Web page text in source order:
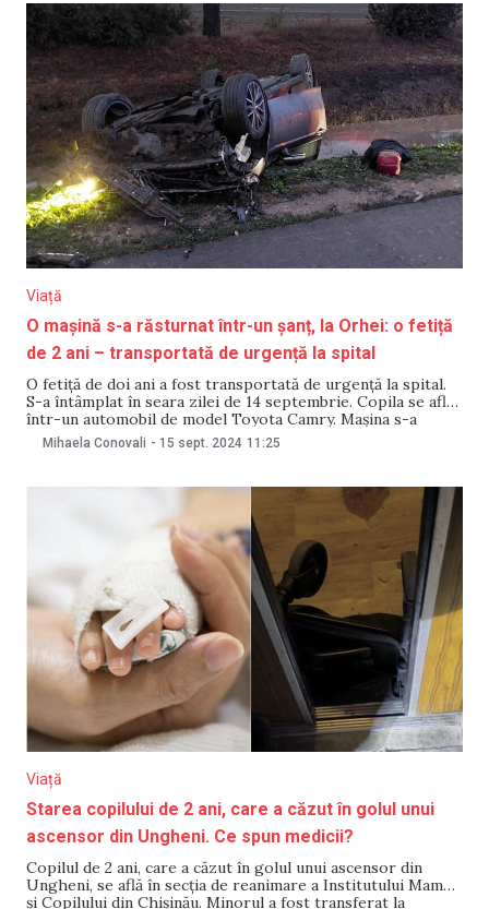
Viață
O mașină s-a răsturnat într-un șanț, la Orhei: o fetiță
de 2 ani – transportată de urgență la spital
O fetiță de doi ani a fost transportată de urgență la spital.
S-a întâmplat în seara zilei de 14 septembrie. Copila se afla
într-un automobil de model Toyota Camry. Mașina s-a
răsturnat într-un șanț, după ce a fost lovită de un alt
automobil care, în încercarea de a evita acumulările
Mihaela Conovali - 15 sept. 2024 11:25
Viață
Starea copilului de 2 ani, care a căzut în golul unui
ascensor din Ungheni. Ce spun medicii?
Copilul de 2 ani, care a căzut în golul unui ascensor din
Ungheni, se află în secția de reanimare a Institutului Mamei
și Copilului din Chișinău. Minorul a fost transferat la